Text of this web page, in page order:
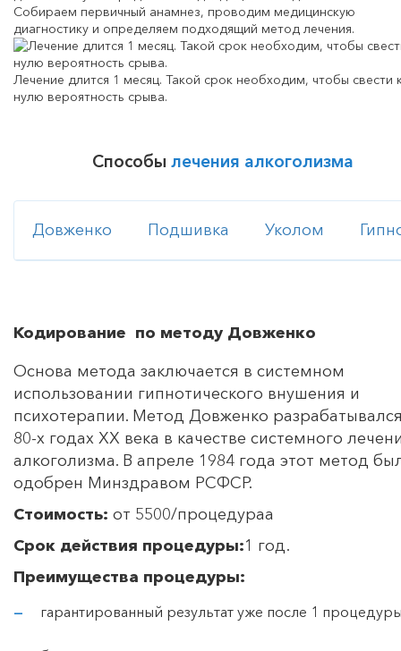
Собираем первичный анамнез, проводим медицинскую
диагностику и определяем подходящий метод лечения.
Лечение длится 1 месяц. Такой срок необходим, чтобы свести
нулю вероятность срыва.
Способы лечения алкоголизма
Довженко Подшивка Уколом
Кодирование по методу Довженко
Основа метода заключается в системном
использовании гипнотического внушения и
психотерапии. Метод Довженко
80-х годах ХХ века в качестве системного
алкоголизма. В апреле 1984 года этот метод
одобрен Минздравом РСФСР.
Стоимость: от 5500/процедураа
Срок действия процедуры:1 год.
Преимущества процедуры:
гарантированный результат уже после 1